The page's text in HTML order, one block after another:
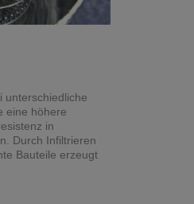
unterschiedliche
eine höhere
in
Durch Infiltrieren
Bauteile erzeugt